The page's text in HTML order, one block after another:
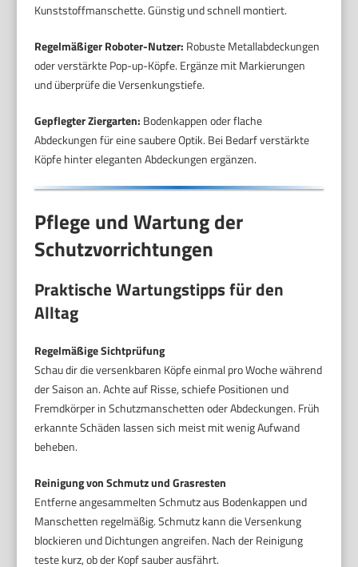
Kunststoffmanschette. Günstig und schnell montiert.
Regelmäßiger Roboter-Nutzer: Robuste Metallabdeckungen
oder verstärkte Pop-up-Köpfe. Ergänze mit Markierungen
und überprüfe die Versenkungstiefe.
Gepflegter Ziergarten: Bodenkappen oder flache
Abdeckungen für eine saubere Optik. Bei Bedarf verstärkte
Köpfe hinter eleganten Abdeckungen ergänzen.
Pflege und Wartung der
Schutzvorrichtungen
Praktische Wartungstipps für den
Alltag
Regelmäßige Sichtprüfung
Schau dir die versenkbaren Köpfe einmal pro Woche während
der Saison an. Achte auf Risse, schiefe Positionen und
Fremdkörper in Schutzmanschetten oder Abdeckungen. Früh
erkannte Schäden lassen sich meist mit wenig Aufwand
beheben.
Reinigung von Schmutz und Grasresten
Entferne angesammelten Schmutz aus Bodenkappen und
Manschetten regelmäßig. Schmutz kann die Versenkung
blockieren und Dichtungen angreifen. Nach der Reinigung
teste kurz, ob der Kopf sauber ausfährt.